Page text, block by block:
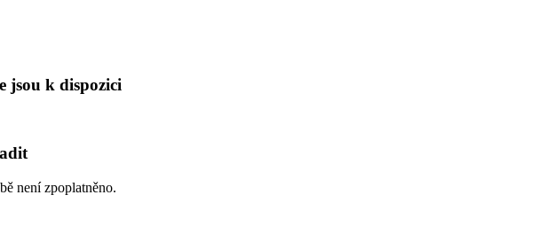
jsou k dispozici
není zpoplatněno.